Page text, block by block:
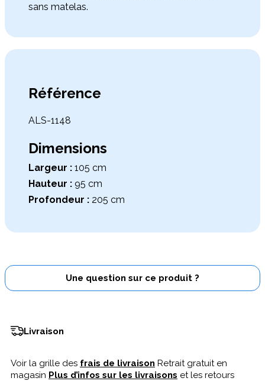
sans matelas.
Référence
ALS-1148
Dimensions
Largeur : 105 cm
Hauteur : 95 cm
Profondeur : 205 cm
Une question sur ce produit ?
Livraison
Voir la grille des frais de livraison Retrait gratuit en
magasin Plus d’infos sur les livraisons et les retours